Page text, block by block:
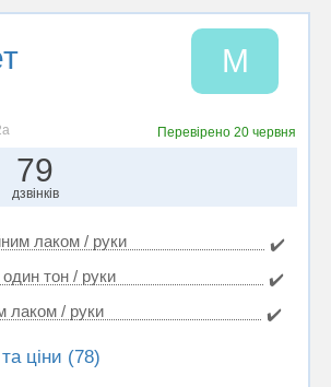
М
Перевірено20 червня
79
дзвінків
лаком / руки
✔️
тон / руки
✔️
лаком / руки
✔️
ціни (78)